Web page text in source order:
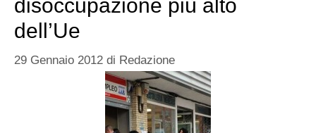
disoccupazione più alto
dell’Ue
29 Gennaio 2012 di Redazione